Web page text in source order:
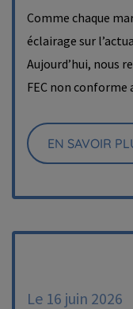
Comme chaque
éclairage sur
Aujourd’hui, nous
FEC non
EN SAVOIR
Le 16 juin 2026